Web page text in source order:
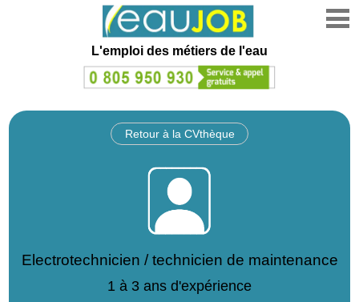
L'emploi des métiers de l'eau
Retour à la CVthèque
Electrotechnicien / technicien de maintenance
1 à 3 ans d'expérience